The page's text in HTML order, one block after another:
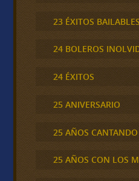
23 ÉXITOS BAILABLES
24 BOLEROS
24 ÉXITOS
25 ANIVERSARIO
25 AÑOS CANTANDO
25 AÑOS CON LOS